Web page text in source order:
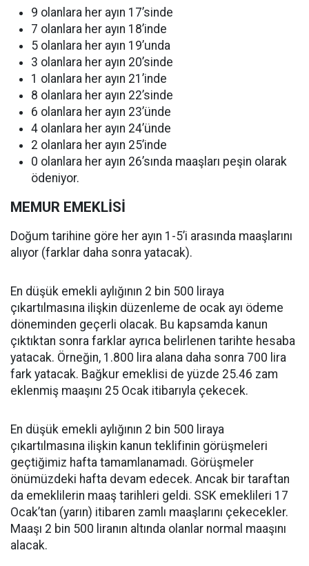
9 olanlara her ayın 17’sinde
7 olanlara her ayın 18’inde
5 olanlara her ayın 19’unda
3 olanlara her ayın 20’sinde
1 olanlara her ayın 21’inde
8 olanlara her ayın 22’sinde
6 olanlara her ayın 23’ünde
4 olanlara her ayın 24’ünde
2 olanlara her ayın 25’inde
0 olanlara her ayın 26’sında maaşları peşin olarak
ödeniyor.
MEMUR EMEKLİSİ
Doğum tarihine göre her ayın 1-5’i arasında maaşlarını
alıyor (farklar daha sonra yatacak).
En düşük emekli aylığının 2 bin 500 liraya
çıkartılmasına ilişkin düzenleme de ocak ayı ödeme
döneminden geçerli olacak. Bu kapsamda kanun
çıktıktan sonra farklar ayrıca belirlenen tarihte hesaba
yatacak. Örneğin, 1.800 lira alana daha sonra 700 lira
fark yatacak. Bağkur emeklisi de yüzde 25.46 zam
eklenmiş maaşını 25 Ocak itibarıyla çekecek.
En düşük emekli aylığının 2 bin 500 liraya
çıkartılmasına ilişkin kanun teklifinin görüşmeleri
geçtiğimiz hafta tamamlanamadı. Görüşmeler
önümüzdeki hafta devam edecek. Ancak bir taraftan
da emeklilerin maaş tarihleri geldi. SSK emeklileri 17
Ocak’tan (yarın) itibaren zamlı maaşlarını çekecekler.
Maaşı 2 bin 500 liranın altında olanlar normal maaşını
alacak.